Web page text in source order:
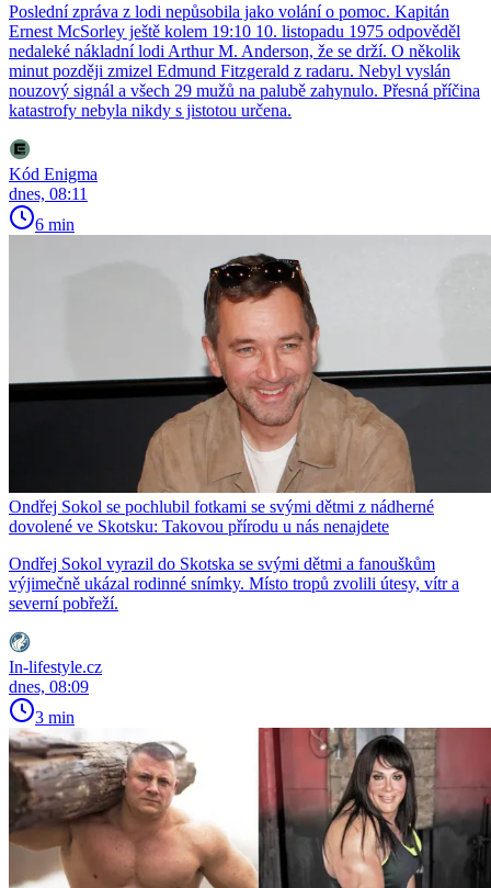
Poslední zpráva z lodi nepůsobila jako volání o pomoc. Kapitán
Ernest McSorley ještě kolem 19:10 10. listopadu 1975 odpověděl
nedaleké nákladní lodi Arthur M. Anderson, že se drží. O několik
minut později zmizel Edmund Fitzgerald z radaru. Nebyl vyslán
nouzový signál a všech 29 mužů na palubě zahynulo. Přesná příčina
katastrofy nebyla nikdy s jistotou určena.
Kód Enigma
dnes, 08:11
6 min
Ondřej Sokol se pochlubil fotkami se svými dětmi z nádherné
dovolené ve Skotsku: Takovou přírodu u nás nenajdete
Ondřej Sokol vyrazil do Skotska se svými dětmi a fanouškům
výjimečně ukázal rodinné snímky. Místo tropů zvolili útesy, vítr a
severní pobřeží.
In-lifestyle.cz
dnes, 08:09
3 min